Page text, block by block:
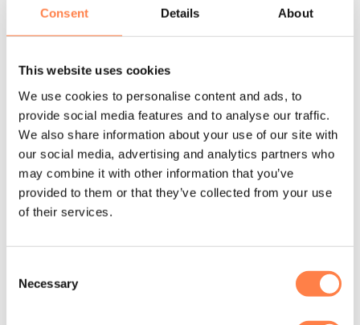
Consent Details About
This website uses cookies
We use cookies to personalise content and ads, to
provide social media features and to analyse our traffic.
We also share information about your use of our site with
our social media, advertising and analytics partners who
may combine it with other information that you’ve
provided to them or that they’ve collected from your use
of their services.
Selection
Necessary
sokken die wij aanbieden!
De antislip sokken Savvy zijn machine wasbaar. Was de
sokken binnenste buiten in een zachte cyclus om de
antislip laag te beschermen. Daarna op het droogrek laten
drogen of op een lage stand in de droger.
Let op! Gebruik geen bleekmiddel, ijzer of andere
agressieve chemicaliën. Dit kan namelijk de sokken
beschadigen.
inzet voor beweging, kracht en persoonlijke groei. Functie,
Flow en Fashion. De driehoek vorm van de grip zool en